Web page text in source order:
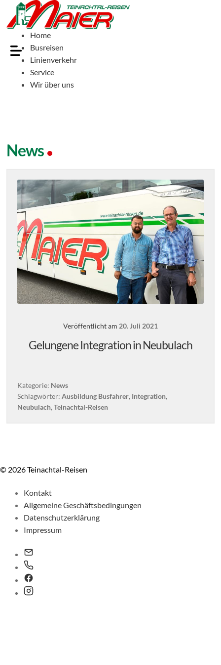
Home
Busreisen
Linienverkehr
Service
Wir über uns
News
Veröffentlicht am 20. Juli 2021
Gelungene Integration in Neubulach
Kategorie: News
Schlagwörter:Ausbildung Busfahrer, Integration,
Neubulach,Teinachtal-Reisen
© 2026 Teinachtal-Reisen
Kontakt
Allgemeine Geschäftsbedingungen
Datenschutzerklärung
Impressum